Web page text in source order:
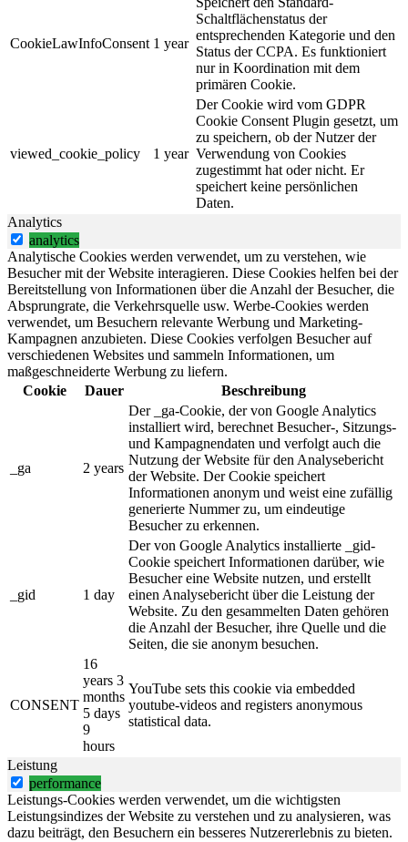
CookieLawInfoConsent 1 year
Schaltflächenstatus der
entsprechenden Kategorie und den
Status der CCPA. Es funktioniert
nur in Koordination mit dem
primären Cookie.
viewed_cookie_policy 1 year
Der Cookie wird vom GDPR
Cookie Consent Plugin gesetzt, um
zu speichern, ob der Nutzer der
Verwendung von Cookies
zugestimmt hat oder nicht. Er
speichert keine persönlichen
Daten.
Analytics
analytics
Analytische Cookies werden verwendet, um zu verstehen, wie
Besucher mit der Website interagieren. Diese Cookies helfen bei der
Bereitstellung von Informationen über die Anzahl der Besucher, die
Absprungrate, die Verkehrsquelle usw. Werbe-Cookies werden
verwendet, um Besuchern relevante Werbung und Marketing-
Kampagnen anzubieten. Diese Cookies verfolgen Besucher auf
verschiedenen Websites und sammeln Informationen, um
maßgeschneiderte Werbung zu liefern.
Cookie
Dauer Beschreibung
_ga 2 years
Der _ga-Cookie, der von Google Analytics
installiert wird, berechnet Besucher-, Sitzungs-
und Kampagnendaten und verfolgt auch die
Nutzung der Website für den Analysebericht
der Website. Der Cookie speichert
Informationen anonym und weist eine zufällig
generierte Nummer zu, um eindeutige
Besucher zu erkennen.
_gid 1 day
Der von Google Analytics installierte _gid-
Cookie speichert Informationen darüber, wie
Besucher eine Website nutzen, und erstellt
einen Analysebericht über die Leistung der
Website. Zu den gesammelten Daten gehören
die Anzahl der Besucher, ihre Quelle und die
Seiten, die sie anonym besuchen.
CONSENT
16
years 3
months
5 days
9
hours
YouTube sets this cookie via embedded
youtube-videos and registers anonymous
statistical data.
Leistung
performance
Leistungs-Cookies werden verwendet, um die wichtigsten
Leistungsindizes der Website zu verstehen und zu analysieren, was
dazu beiträgt, den Besuchern ein besseres Nutzererlebnis zu bieten.